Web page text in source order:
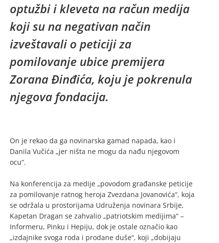
optužbi i kleveta na račun medija
koji su na negativan način
izveštavali o peticiji za
pomilovanje ubice premijera
Zorana Đinđića, koju je pokrenula
njegova fondacija.
On je rekao da ga novinarska gamad napada, kao i
Danila Vučića „jer ništa ne mogu da nađu njegovom
ocu“.
Na konferencija za medije „povodom građanske peticije
za pomilovanje ratnog heroja Zvezdana Jovanovića“, koja
se održala u prostorijama Udruženja novinara Srbije,
Kapetan Dragan se zahvalio „patriotskim medijima“ –
Informeru, Pinku i Hepiju, dok je ostale označio kao
„izdajnike svoga roda i prodane duše“, koji „dobijaju